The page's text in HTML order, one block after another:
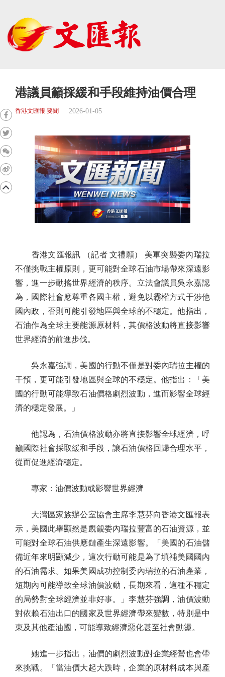
港議員籲採緩和手段維持油價合理
香港文匯報 要聞 2026-01-05
香港文匯報訊 （記者 文禮願） 美軍突襲委內瑞拉
不僅挑戰主權原則，更可能對全球石油市場帶來深遠影
響，進一步動搖世界經濟的秩序。立法會議員吳永嘉認
為，國際社會應尊重各國主權，避免以霸權方式干涉他
國內政，否則可能引發地區與全球的不穩定。他指出，
石油作為全球主要能源原材料，其價格波動將直接影響
世界經濟的前進步伐。
吳永嘉強調，美國的行動不僅是對委內瑞拉主權的
干預，更可能引發地區與全球的不穩定。他指出：「美
國的行動可能導致石油價格劇烈波動，進而影響全球經
濟的穩定發展。」
他認為，石油價格波動亦將直接影響全球經濟，呼
籲國際社會採取緩和手段，讓石油價格回歸合理水平，
從而促進經濟穩定。
專家：油價波動或影響世界經濟
大灣區家族辦公室協會主席李慧芬向香港文匯報表
示，美國此舉顯然是覬覦委內瑞拉豐富的石油資源，並
可能對全球石油供應鏈產生深遠影響。「美國的石油儲
備近年來明顯減少，這次行動可能是為了填補美國國內
的石油需求。如果美國成功控制委內瑞拉的石油產業，
短期內可能導致全球油價波動，長期來看，這種不穩定
的局勢對全球經濟並非好事。」李慧芬強調，油價波動
對依賴石油出口的國家及世界經濟帶來變數，特別是中
東及其他產油國，可能導致經濟惡化甚至社會動盪。
她進一步指出，油價的劇烈波動對企業經營也會帶
來挑戰。「當油價大起大跌時，企業的原材料成本與產